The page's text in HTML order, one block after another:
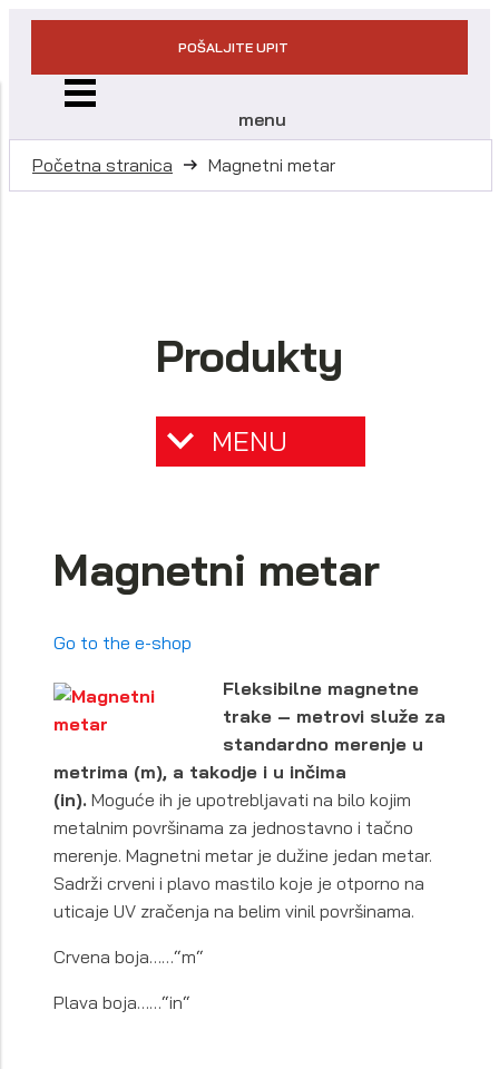
POŠALJITE UPIT
menu
Početna stranica Magnetni metar
Produkty
MENU
Magnetni metar
Go to the e-shop
Fleksibilne magnetne
trake – metrovi služe za
standardno merenje u
metrima (m), a takodje i u inčima
(in). Moguće ih je upotrebljavati na bilo kojim
metalnim površinama za jednostavno i tačno
merenje. Magnetni metar je dužine jedan metar.
Sadrži crveni i plavo mastilo koje je otporno na
uticaje UV zračenja na belim vinil površinama.
Crvena boja……“m“
Plava boja……“in“